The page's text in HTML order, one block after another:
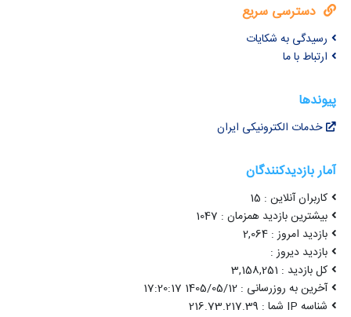
دسترسی سریع
رسیدگی به شکایات
ارتباط با ما
پیوندها
خدمات الکترونیکی ایران
آمار بازدیدکنندگان
کاربران آنلاین : 15
بیشترین بازدید همزمان : 1047
بازدید امروز : 2,064
بازدید دیروز :
کل بازدید : 3,158,251
آخرین به روزرسانی : 1405/05/12 17:20:17
شناسه IP شما : 216.73.217.39